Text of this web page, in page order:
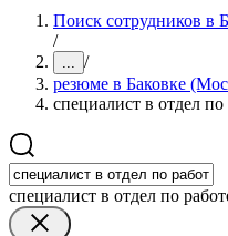
Поиск сотрудников в
/
... /
резюме в Баковке
специалист в отдел
специалист в отдел по